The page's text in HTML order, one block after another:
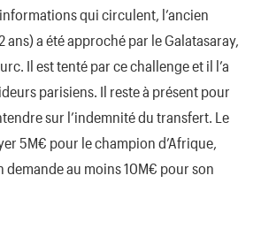
qui circulent, l’ancien
ans) a été approché par le Galatasaray,
Il est tenté par ce challenge et il l’a
parisiens. Il reste à présent pour
sur l’indemnité du transfert. Le
5M€ pour le champion d’Afrique,
demande au moins 10M€ pour son